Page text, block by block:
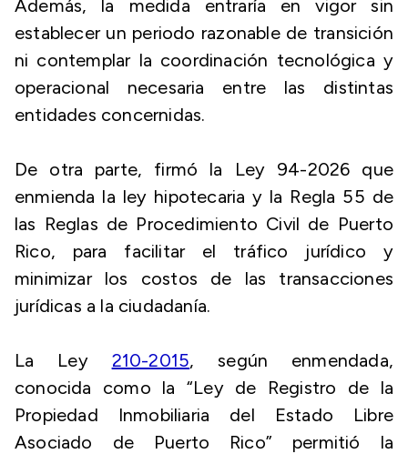
Además, la medida entraría en vigor sin
establecer un periodo razonable de transición
ni contemplar la coordinación tecnológica y
operacional necesaria entre las distintas
entidades concernidas.
De otra parte, firmó la Ley 94-2026 que
enmienda la ley hipotecaria y la Regla 55 de
las Reglas de Procedimiento Civil de Puerto
Rico, para facilitar el tráfico jurídico y
minimizar los costos de las transacciones
jurídicas a la ciudadanía.
La Ley 210-2015, según enmendada,
conocida como la “Ley de Registro de la
Propiedad Inmobiliaria del Estado Libre
Asociado de Puerto Rico” permitió la